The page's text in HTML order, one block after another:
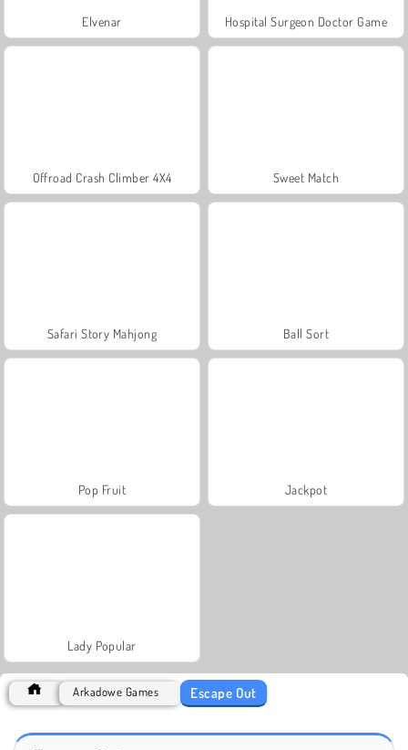
Elvenar Hospital Surgeon Doctor Game
Offroad Crash Climber 4X4 Sweet Match
Safari Story Mahjong Ball Sort
Pop Fruit Jackpot
Lady Popular
Arkadowe Games Escape Out